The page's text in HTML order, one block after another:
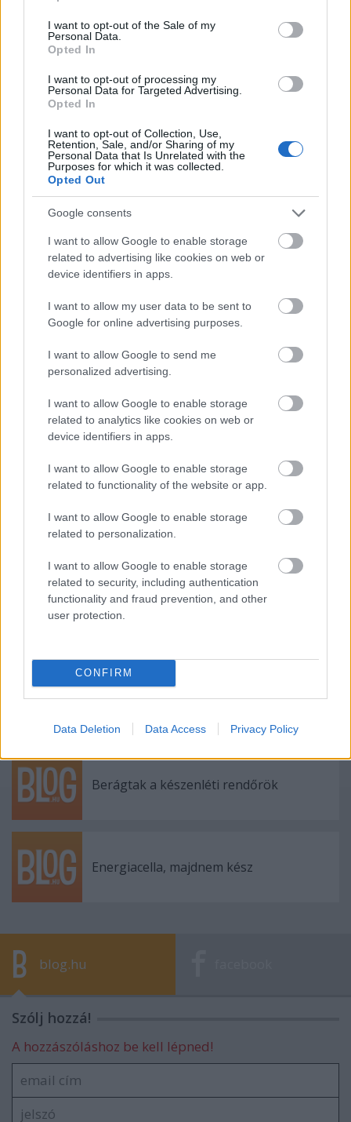
use your data for below specified purposes in below Google
consent section.
I want to opt-out of the Sale of my
Personal Data.
Opted In
I want to opt-out of processing my
Personal Data for Targeted Advertising.
Opted In
I want to opt-out of Collection, Use,
Retention, Sale, and/or Sharing of my
Personal Data that Is Unrelated with the
Purposes for which it was collected.
Opted Out
Google consents
I want to allow Google to enable storage
related to advertising like cookies on web or
device identifiers in apps.
I want to allow my user data to be sent to
Google for online advertising purposes.
I want to allow Google to send me
personalized advertising.
I want to allow Google to enable storage
related to analytics like cookies on web or
device identifiers in apps.
I want to allow Google to enable storage
related to functionality of the website or app.
I want to allow Google to enable storage
related to personalization.
I want to allow Google to enable storage
related to security, including authentication
functionality and fraud prevention, and other
user protection.
CONFIRM
Data Deletion Data Access Privacy Policy
program csak akkor lesz sikeres, ha a vállalatok
érdekeinek képviselete mellett a választópolgárok
számára is megnyerő.
A finanszírozások keresztül (pl. azzal, hogy egy párt
inkább a nagy multik vagy inkább a kistermelők
képviseletét tűzi ki célul) az ipar és mezőgazdaság
elsődlegesen lenne képviselve a politikában. Hiszen
melyik magát kicsit is értékteremtőnek tartó
vállalkozó vagy cég fog milliókat odadobni üres
politikai célokra?
A szavazás jogával viszont a választópolgárok
nagyon is effektíven tudják a cégek, vállalatok által
szponzorált eszmerendszert érvényre vagy a
süllyesztőbe juttatni. Mert vagy szavaznak rá, vagy
Kiváncsi vagyok, mit gondoltok...
Címkék:politika belföld
Ajánlott bejegyzések:
Így készül a világ
A vallás vége
A Fidesz ellensége
Berágtak a készenléti rendőrök
Energiacella, majdnem kész
blog.hu
Szólj hozzá!
A hozzászóláshoz be kell lépned!